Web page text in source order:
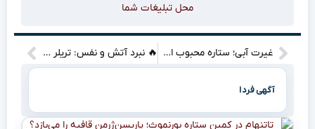
محل تبلیغات شما
غیرت آبی؛ ستاره محبوب استقلال قلبش را به هواداران هدیه کرد (ویدیو)” 🔥 نبرد آتش و نفس: تریلر Demon Slayer از راز مبارزه رنگوکو و تانجیرو پرده برداشت!
آگهی فردا